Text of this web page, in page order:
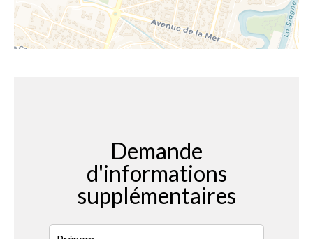
Demande
d'informations
supplémentaires